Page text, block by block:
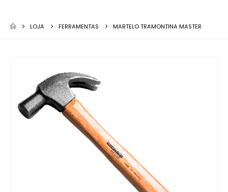
LOJA FERRAMENTAS MARTELO TRAMONTINA MASTER